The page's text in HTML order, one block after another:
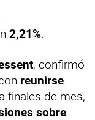
2,21%.
, confirmó
reunirse
a finales de mes,
sobre